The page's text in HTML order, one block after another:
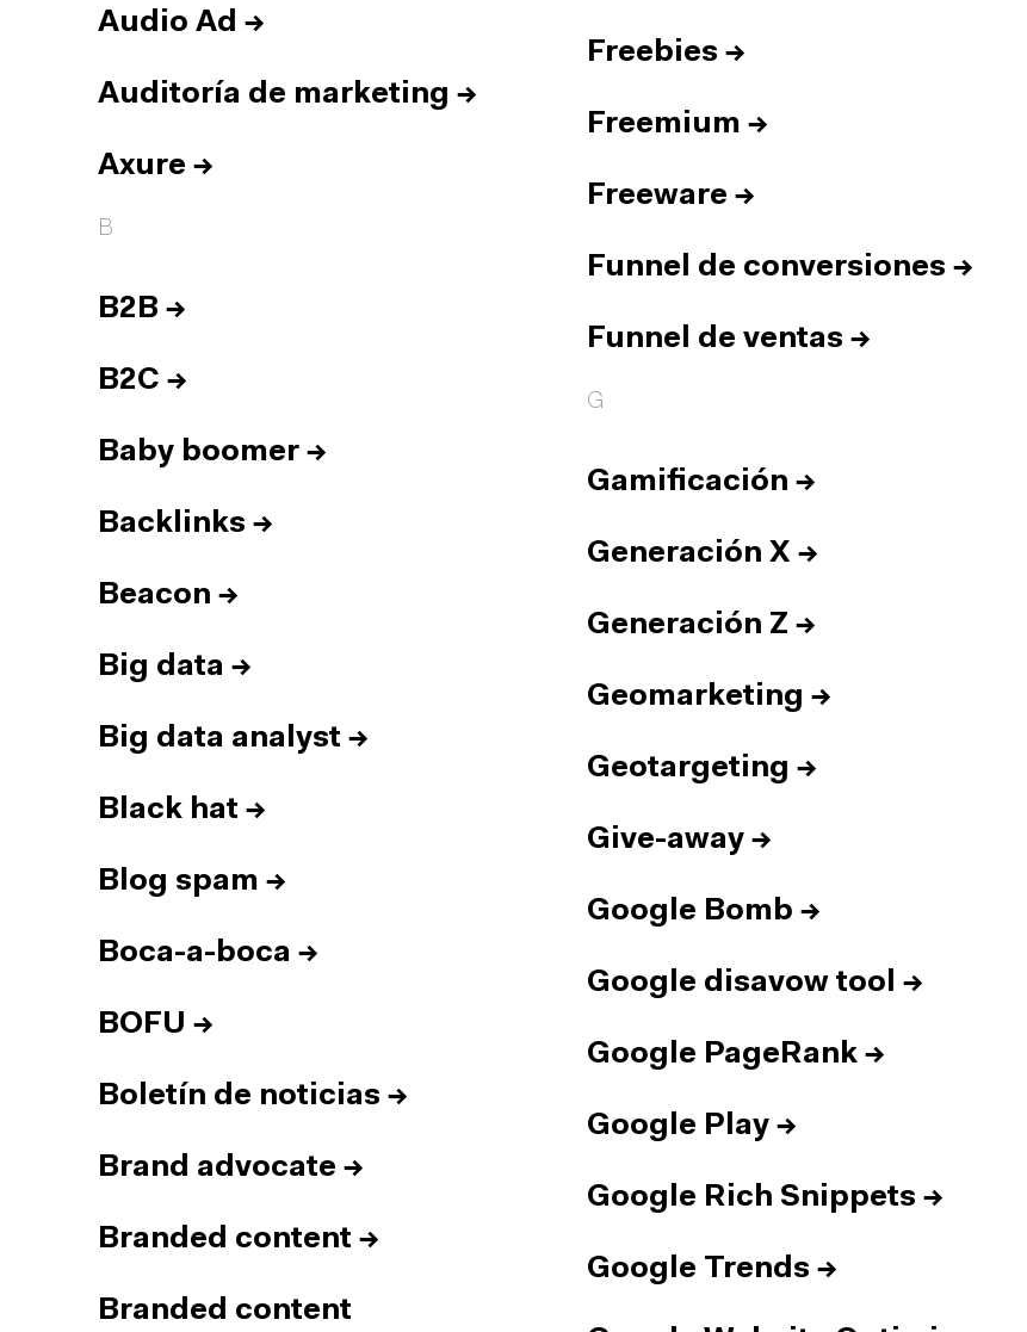
Audio Ad →
Auditoría de marketing →
Axure →
B
B2B →
B2C →
Baby boomer →
Backlinks →
Beacon →
Big data →
Big data analyst →
Black hat →
Blog spam →
Boca-a-boca →
BOFU →
Boletín de noticias →
Brand advocate →
Branded content →
Branded content
Freebies →
Freemium →
Freeware →
Funnel de conversiones →
Funnel de ventas →
G
Gamificación →
Generación X →
Generación Z →
Geomarketing →
Geotargeting →
Give-away →
Google Bomb →
Google disavow tool →
Google PageRank →
Google Play →
Google Rich Snippets →
Google Trends →